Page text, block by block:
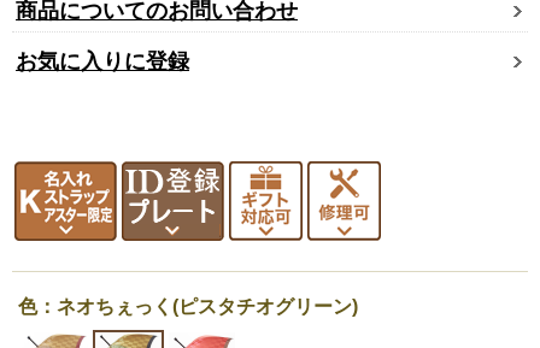
商品についてのお問い合わせ
お気に入りに登録
色：ネオちぇっく(ピスタチオグリーン)